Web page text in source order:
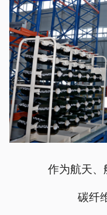
作为航天
碳纤